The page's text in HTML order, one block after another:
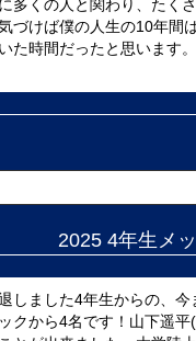
多くの人と関わり、たく
づけば僕の人生の10年間
た時間だったと思います。
2025 4年生メ
しました4年生からの、
クから4名です！山下遥